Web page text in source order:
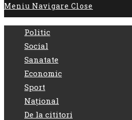
search
Meniu Navigare Close
Politic
Social
Sanatate
Economic
Sport
Național
De la cititori